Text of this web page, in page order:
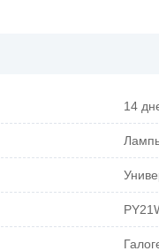
14